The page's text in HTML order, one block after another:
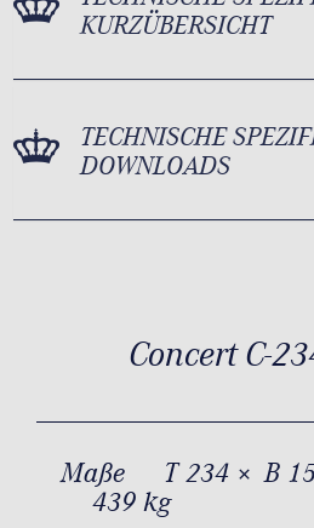
KURZÜBERSICHT
TECHNISCHE
DOWNLOADS
Concert C-
Maße T 234 × B
439 kg